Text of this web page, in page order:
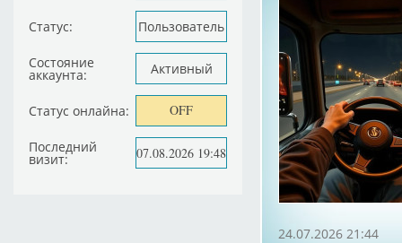
Статус: Пользователь
Состояние
аккаунта: Активный
Статус онлайна: OFF
Последний
визит: 07.08.2026 19:48
24.07.2026 21:44